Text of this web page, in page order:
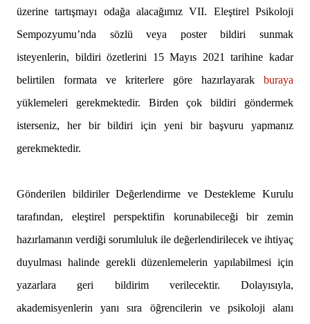
üzerine tartışmayı odağa alacağımız VII. Eleştirel Psikoloji
Sempozyumu’nda sözlü veya poster bildiri sunmak
isteyenlerin, bildiri özetlerini 15 Mayıs 2021 tarihine kadar
belirtilen formata ve kriterlere göre hazırlayarak buraya
yüklemeleri gerekmektedir. Birden çok bildiri göndermek
isterseniz, her bir bildiri için yeni bir başvuru yapmanız
gerekmektedir.
Gönderilen bildiriler Değerlendirme ve Destekleme Kurulu
tarafından, eleştirel perspektifin korunabileceği bir zemin
hazırlamanın verdiği sorumluluk ile değerlendirilecek ve ihtiyaç
duyulması halinde gerekli düzenlemelerin yapılabilmesi için
yazarlara geri bildirim verilecektir. Dolayısıyla,
akademisyenlerin yanı sıra öğrencilerin ve psikoloji alanı